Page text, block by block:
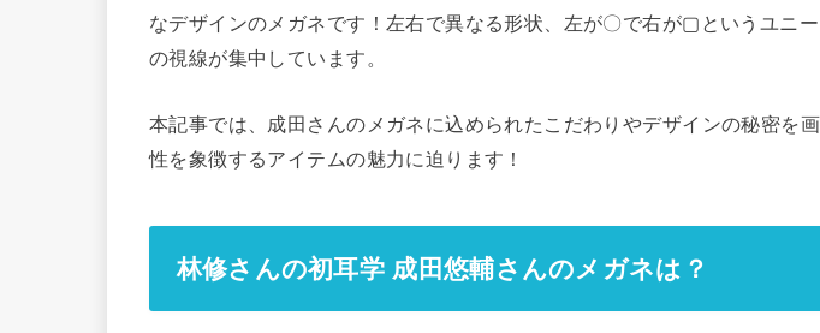
なデザインのメガネです！左右で異なる形状、左が〇で右が▢というユニー
の視線が集中しています。
本記事では、成田さんのメガネに込められたこだわりやデザインの秘密を
性を象徴するアイテムの魅力に迫ります！
林修さんの初耳学 成田悠輔さんのメガネは？